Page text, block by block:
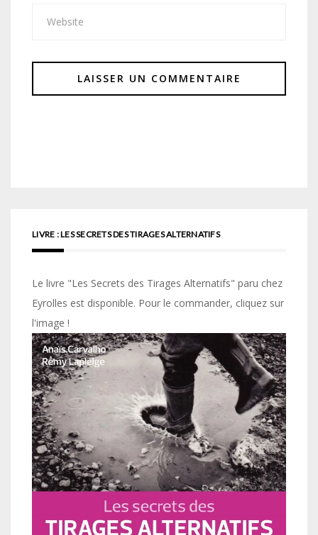
LIVRE : LES SECRETS DES TIRAGES ALTERNATIFS
Le livre "Les Secrets des Tirages Alternatifs" paru chez
Eyrolles est disponible. Pour le commander, cliquez sur
l'image !